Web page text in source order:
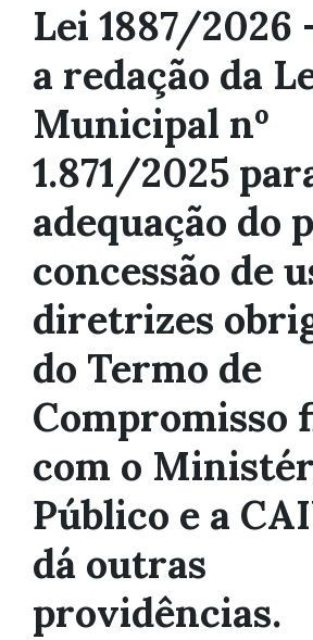
Lei 1887/2026
a redação da
Municipal nº
1.871/2025
adequação do
concessão de
diretrizes
do Termo de
Compromisso
com o
Público e a
dá outras
providências.